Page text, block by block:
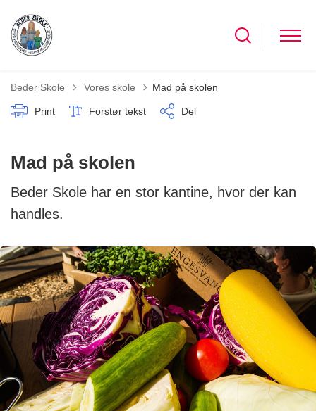
Beder Skole Tilbage til
Vores skole Mad på skolen
Print Forstør tekst Del
Mad på skolen
Beder Skole har en stor kantine, hvor der kan
handles.